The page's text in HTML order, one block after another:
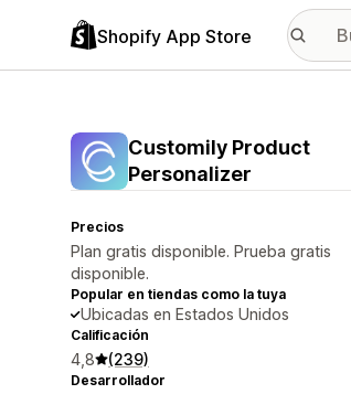
Shopify App Store
Customily Product
Personalizer
Precios
Plan gratis disponible. Prueba gratis
disponible.
Popular en tiendas como la tuya
Ubicadas en Estados Unidos
Calificación
4,8 (239)
Desarrollador